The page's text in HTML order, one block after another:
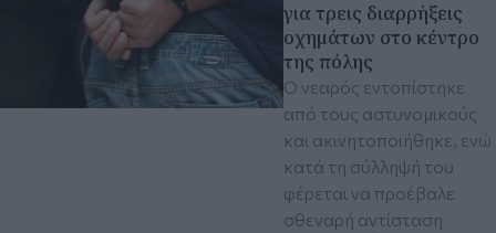
για τρεις διαρρήξεις
οχημάτων στο κέντρο
της πόλης
Ο νεαρός εντοπίστηκε
από τους αστυνομικούς
και ακινητοποιήθηκε, ενώ
κατά τη σύλληψή του
φέρεται να προέβαλε
σθεναρή αντίσταση